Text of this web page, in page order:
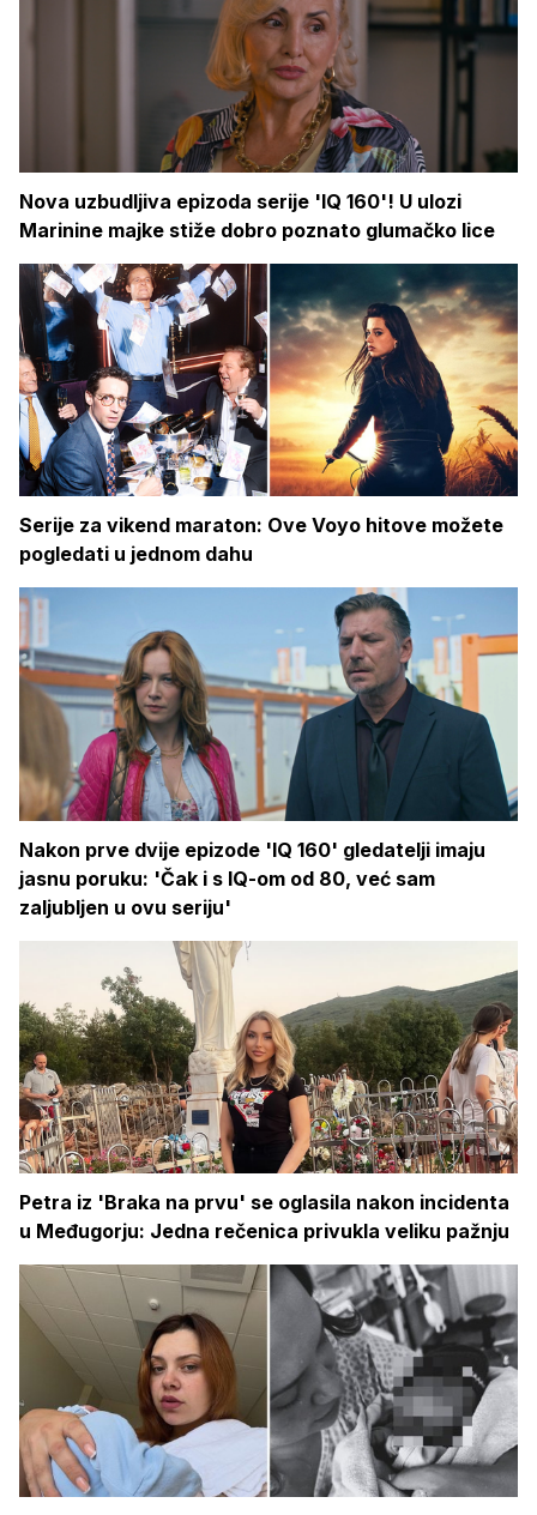
Nova uzbudljiva epizoda serije 'IQ 160'! U ulozi
Marinine majke stiže dobro poznato glumačko lice
Serije za vikend maraton: Ove Voyo hitove možete
pogledati u jednom dahu
Nakon prve dvije epizode 'IQ 160' gledatelji imaju
jasnu poruku: 'Čak i s IQ-om od 80, već sam
zaljubljen u ovu seriju'
Petra iz 'Braka na prvu' se oglasila nakon incidenta
u Međugorju: Jedna rečenica privukla veliku pažnju